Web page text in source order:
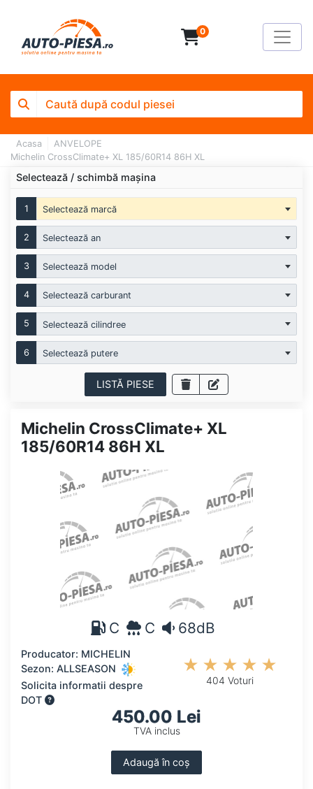
0
Acasa
ANVELOPE
Michelin CrossClimate+ XL 185/60R14 86H XL
Selectează / schimbă mașina
1 Selectează marcă
2 Selectează an
3 Selectează model
4 Selectează carburant
5 Selectează cilindree
6 Selectează putere
LISTĂ PIESE
Michelin CrossClimate+ XL
185/60R14 86H XL
C C 68dB
Producator: MICHELIN
Sezon: ALLSEASON
Solicita informatii despre
DOT
404 Voturi
450.00 Lei
TVA inclus
Adaugă în coș